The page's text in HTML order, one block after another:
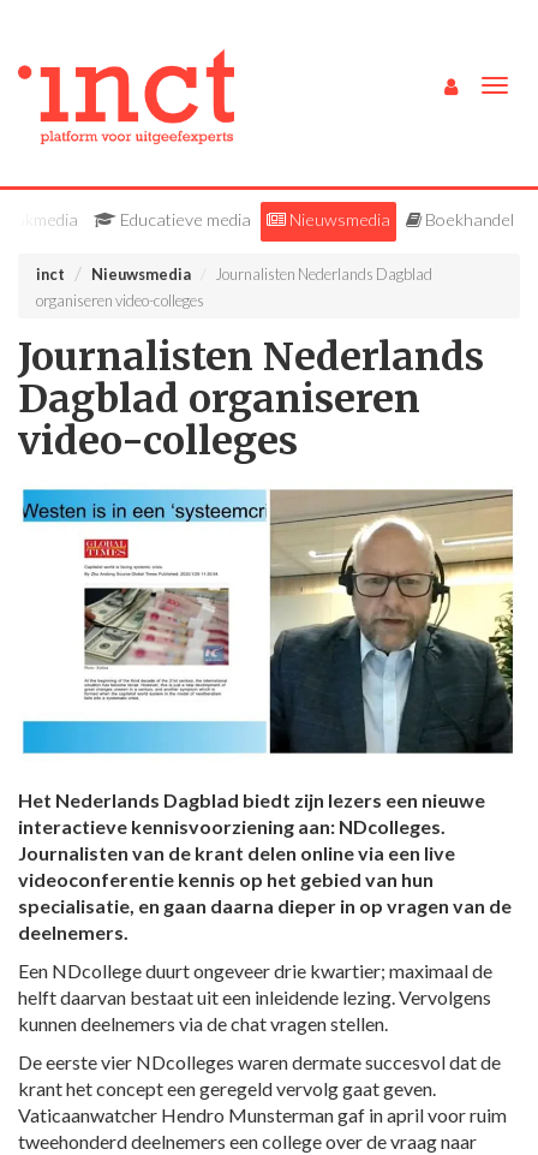
Vakmedia Educatieve media Nieuwsmedia Boekhandel
inct Nieuwsmedia
Journalisten Nederlands Dagblad
organiseren video-colleges
Journalisten Nederlands
Dagblad organiseren
video-colleges
Het Nederlands Dagblad biedt zijn lezers een nieuwe
interactieve kennisvoorziening aan: NDcolleges.
Journalisten van de krant delen online via een live
videoconferentie kennis op het gebied van hun
specialisatie, en gaan daarna dieper in op vragen van de
deelnemers.
Een NDcollege duurt ongeveer drie kwartier; maximaal de
helft daarvan bestaat uit een inleidende lezing. Vervolgens
kunnen deelnemers via de chat vragen stellen.
De eerste vier NDcolleges waren dermate succesvol dat de
krant het concept een geregeld vervolg gaat geven.
Vaticaanwatcher Hendro Munsterman gaf in april voor ruim
tweehonderd deelnemers een college over de vraag naar